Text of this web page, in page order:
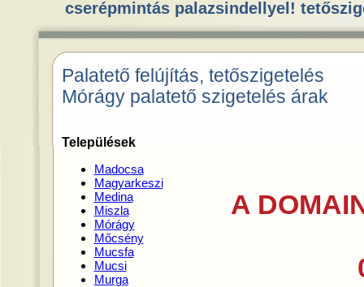
cserépmintás palazsindellyel!
Palatető felújítás, tetőszigetelés
Mórágy palatető szigetelés árak
Települések
Madocsa
Magyarkeszi
Medina
Miszla
Mórágy
Mőcsény
Mucsfa
Mucsi
Murga
A